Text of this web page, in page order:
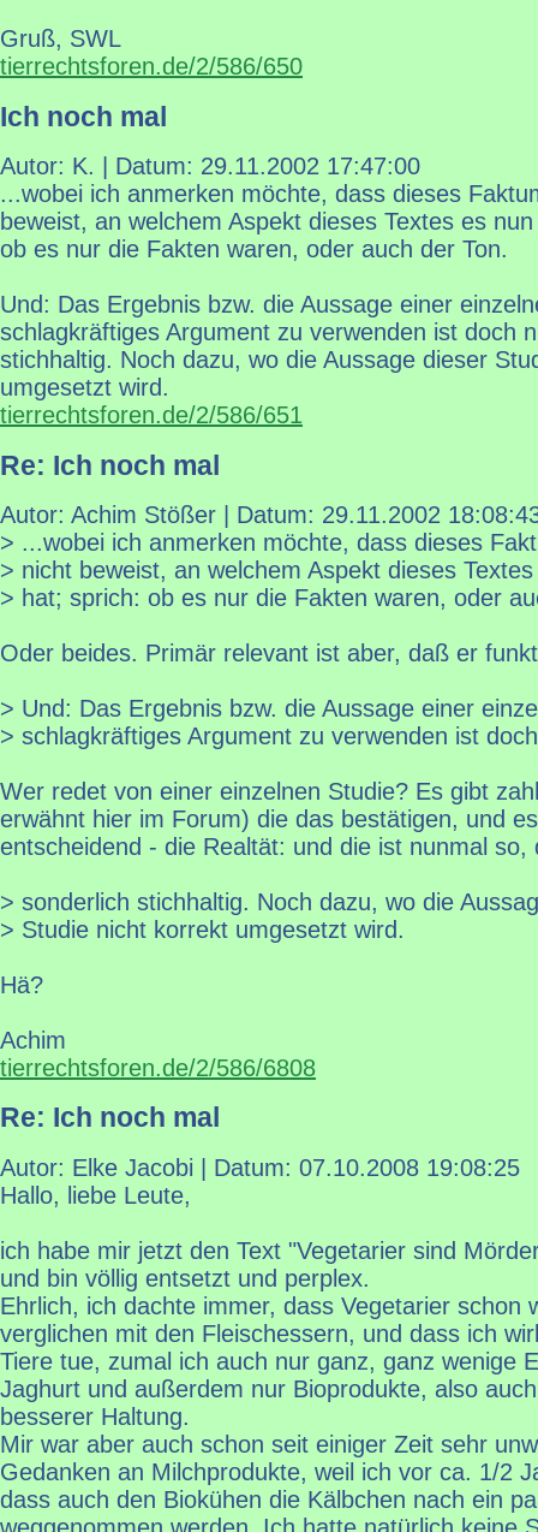
Gruß, SWL
tierrechtsforen.de/2/586/650
Ich noch mal
Autor: K. | Datum: 29.11.2002 17:47:00
...wobei ich anmerken möchte, dass dieses
beweist, an welchem Aspekt dieses Textes es
ob es nur die Fakten waren, oder auch der Ton.
Und: Das Ergebnis bzw. die Aussage einer
schlagkräftiges Argument zu verwenden ist doch
stichhaltig. Noch dazu, wo die Aussage dieser
umgesetzt wird.
tierrechtsforen.de/2/586/651
Re: Ich noch mal
Autor: Achim Stößer | Datum: 29.11.2002
> ...wobei ich anmerken möchte, dass dieses
> nicht beweist, an welchem Aspekt dieses
> hat; sprich: ob es nur die Fakten waren, oder
Oder beides. Primär relevant ist aber, daß er
> Und: Das Ergebnis bzw. die Aussage einer
> schlagkräftiges Argument zu verwenden ist
Wer redet von einer einzelnen Studie? Es gibt
erwähnt hier im Forum) die das bestätigen, und
entscheidend - die Realtät: und die ist nunmal
> sonderlich stichhaltig. Noch dazu, wo die
> Studie nicht korrekt umgesetzt wird.
Hä?
Achim
tierrechtsforen.de/2/586/6808
Re: Ich noch mal
Autor: Elke Jacobi | Datum: 07.10.2008 19:08:25
Hallo, liebe Leute,
ich habe mir jetzt den Text "Vegetarier sind
und bin völlig entsetzt und perplex.
Ehrlich, ich dachte immer, dass Vegetarier schon
verglichen mit den Fleischessern, und dass ich
Tiere tue, zumal ich auch nur ganz, ganz wenige
Jaghurt und außerdem nur Bioprodukte, also
besserer Haltung.
Mir war aber auch schon seit einiger Zeit sehr
Gedanken an Milchprodukte, weil ich vor ca. 1/2
dass auch den Biokühen die Kälbchen nach ein